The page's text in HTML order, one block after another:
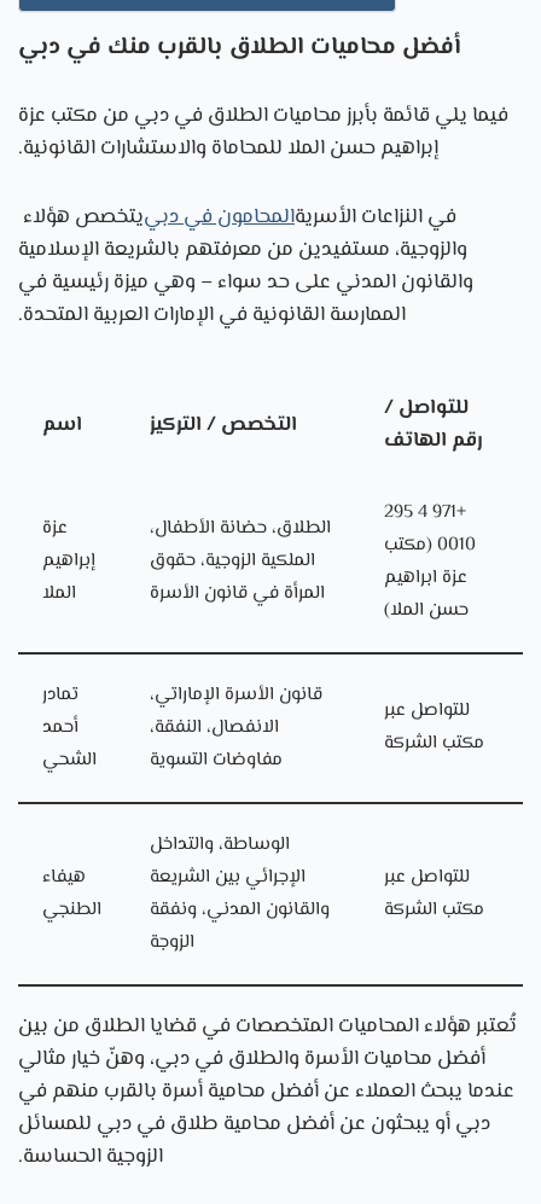
أفضل محاميات الطلاق بالقرب منك في دبي
فيما يلي قائمة بأبرز محاميات الطلاق في دبي من مكتب عزة
إبراهيم حسن الملا للمحاماة والاستشارات القانونية.
يتخصص هؤلاءالمحامون في دبيفي النزاعات الأسرية
والزوجية، مستفيدين من معرفتهم بالشريعة الإسلامية
والقانون المدني على حد سواء – وهي ميزة رئيسية في
الممارسة القانونية في الإمارات العربية المتحدة.
اسم التخصص / التركيز
للتواصل /
رقم الهاتف
عزة
إبراهيم
الملا
الطلاق، حضانة الأطفال،
الملكية الزوجية، حقوق
المرأة في قانون الأسرة
+971 4 295
0010 (مكتب
عزة ابراهيم
حسن الملا)
تمادر
أحمد
الشحي
قانون الأسرة الإماراتي،
الانفصال، النفقة،
مفاوضات التسوية
للتواصل عبر
مكتب الشركة
هيفاء
الطنجي
الوساطة، والتداخل
الإجرائي بين الشريعة
والقانون المدني، ونفقة
الزوجة
للتواصل عبر
مكتب الشركة
تُعتبر هؤلاء المحاميات المتخصصات في قضايا الطلاق من بين
أفضل محاميات الأسرة والطلاق في دبي، وهنّ خيار مثالي
عندما يبحث العملاء عن أفضل محامية أسرة بالقرب منهم في
دبي أو يبحثون عن أفضل محامية طلاق في دبي للمسائل
الزوجية الحساسة.